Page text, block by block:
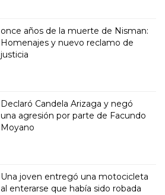
once años de la muerte de Nisman:
Homenajes y nuevo reclamo de
justicia
Declaró Candela Arizaga y negó
una agresión por parte de Facundo
Moyano
Una joven entregó una motocicleta
al enterarse que había sido robada